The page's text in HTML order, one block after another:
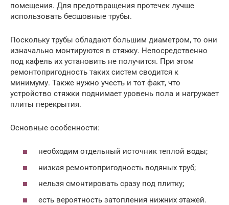
помещения. Для предотвращения протечек лучше
использовать бесшовные трубы.
Поскольку трубы обладают большим диаметром, то они
изначально монтируются в стяжку. Непосредственно
под кафель их установить не получится. При этом
ремонтопригодность таких систем сводится к
минимуму. Также нужно учесть и тот факт, что
устройство стяжки поднимает уровень пола и нагружает
плиты перекрытия.
Основные особенности:
необходим отдельный источник теплой воды;
низкая ремонтопригодность водяных труб;
нельзя смонтировать сразу под плитку;
есть вероятность затопления нижних этажей.